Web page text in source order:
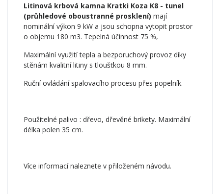
Litinová krbová kamna Kratki Koza K8 - tunel
(průhledové oboustranné prosklení) mají
nominální výkon 9 kW a jsou schopna vytopit prostor
o objemu 180 m3. Tepelná účinnost 75 %,
Maximální využití tepla a bezporuchový provoz díky
stěnám kvalitní litiny s tloušťkou 8 mm.
Ruční ovládání spalovacího procesu přes popelník.
Použitelné palivo : dřevo, dřevěné brikety. Maximální
délka polen 35 cm.
Více informací naleznete v přiloženém návodu.